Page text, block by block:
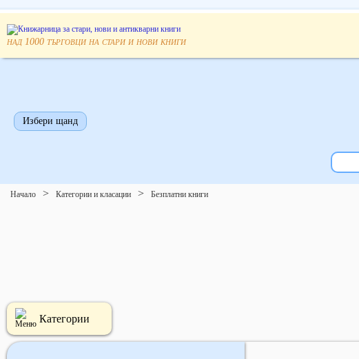
над 1000 търговци на стари и нови книги
Избери щанд
Начало Категории и класации Безплатни книги
Категории